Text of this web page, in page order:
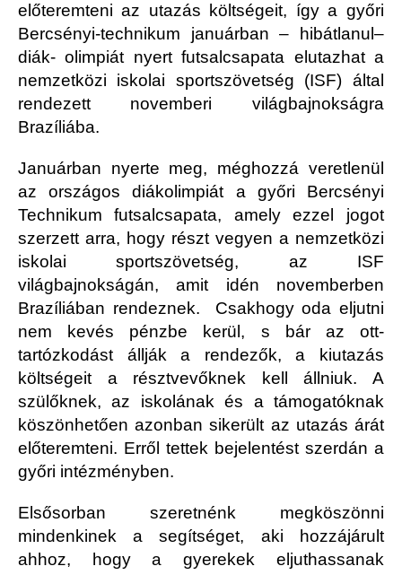
előteremteni az utazás költségeit, így a győri
Bercsényi-technikum januárban – hibátlanul–
diák- olimpiát nyert futsalcsapata elutazhat a
nemzetközi iskolai sportszövetség (ISF) által
rendezett novemberi világbajnokságra
Brazíliába.
Januárban nyerte meg, méghozzá veretlenül
az országos diákolimpiát a győri Bercsényi
Technikum futsalcsapata, amely ezzel jogot
szerzett arra, hogy részt vegyen a nemzetközi
iskolai sportszövetség, az ISF
világbajnokságán, amit idén novemberben
Brazíliában rendeznek. Csakhogy oda eljutni
nem kevés pénzbe kerül, s bár az ott-
tartózkodást állják a rendezők, a kiutazás
költségeit a résztvevőknek kell állniuk. A
szülőknek, az iskolának és a támogatóknak
köszönhetően azonban sikerült az utazás árát
előteremteni. Erről tettek bejelentést szerdán a
győri intézményben.
Elsősorban szeretnénk megköszönni
mindenkinek a segítséget, aki hozzájárult
ahhoz, hogy a gyerekek eljuthassanak